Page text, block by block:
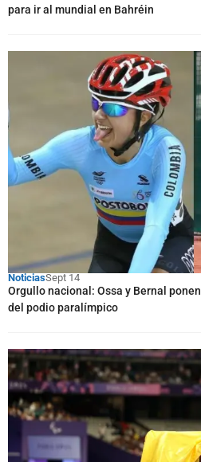
para ir al mundial en Bahréin
NoticiasSept 14
Orgullo nacional: Ossa y Bernal
del podio paralímpico